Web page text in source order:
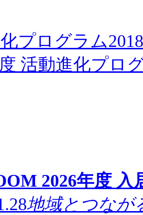
プログラム
度 活動進化プロ
2026年度
地域とつなが